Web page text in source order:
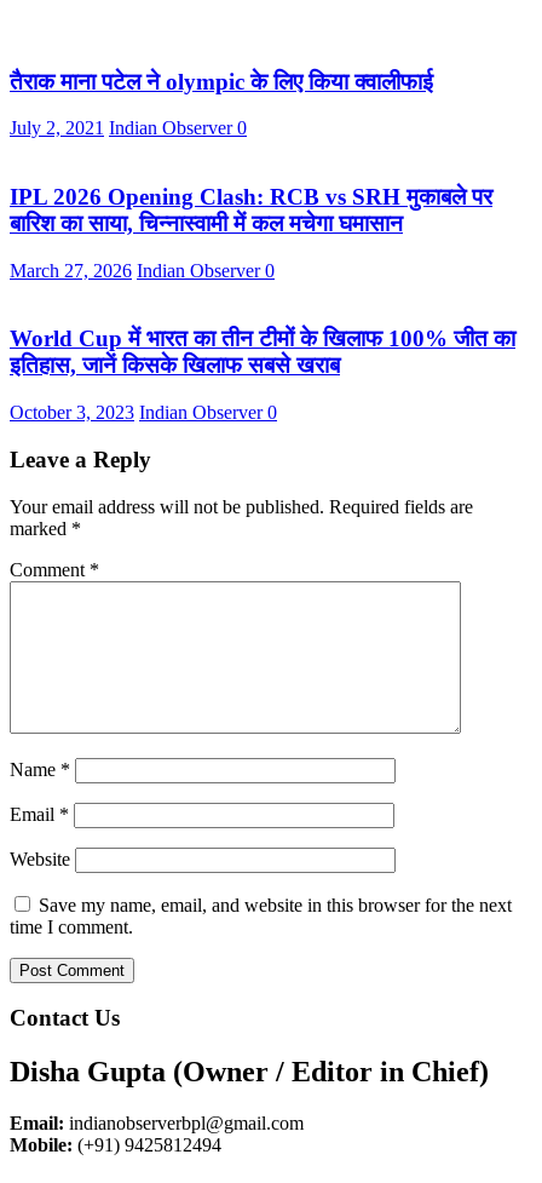
तैराक माना पटेल ने olympic के लिए किया क्वालीफाई
July 2, 2021 Indian Observer0
IPL 2026 Opening Clash: RCB vs SRH मुकाबले पर
बारिश का साया, चिन्नास्वामी में कल मचेगा घमासान
March 27, 2026 Indian Observer0
World Cup में भारत का तीन टीमों के खिलाफ 100% जीत का
इतिहास, जानें किसके खिलाफ सबसे खराब
October 3, 2023 Indian Observer0
Leave a Reply
Your email address will not be published. Required fields are
marked *
Comment *
Name *
Email *
Website
Save my name, email, and website in this browser for the next
time I comment.
Contact Us
Disha Gupta (Owner / Editor in Chief)
Email: indianobserverbpl@gmail.com
Mobile: (+91) 9425812494